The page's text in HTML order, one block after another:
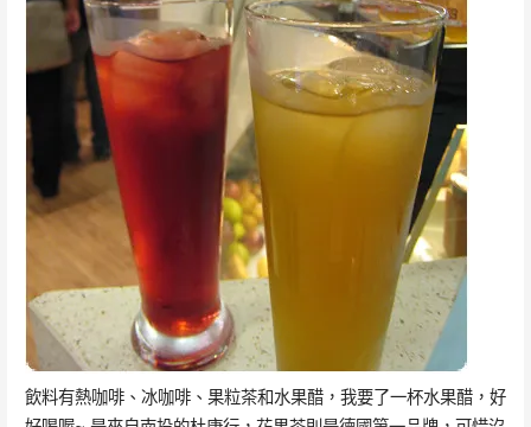
飲料有熱咖啡、冰咖啡、果粒茶和水果醋，我要了一杯水果醋，好